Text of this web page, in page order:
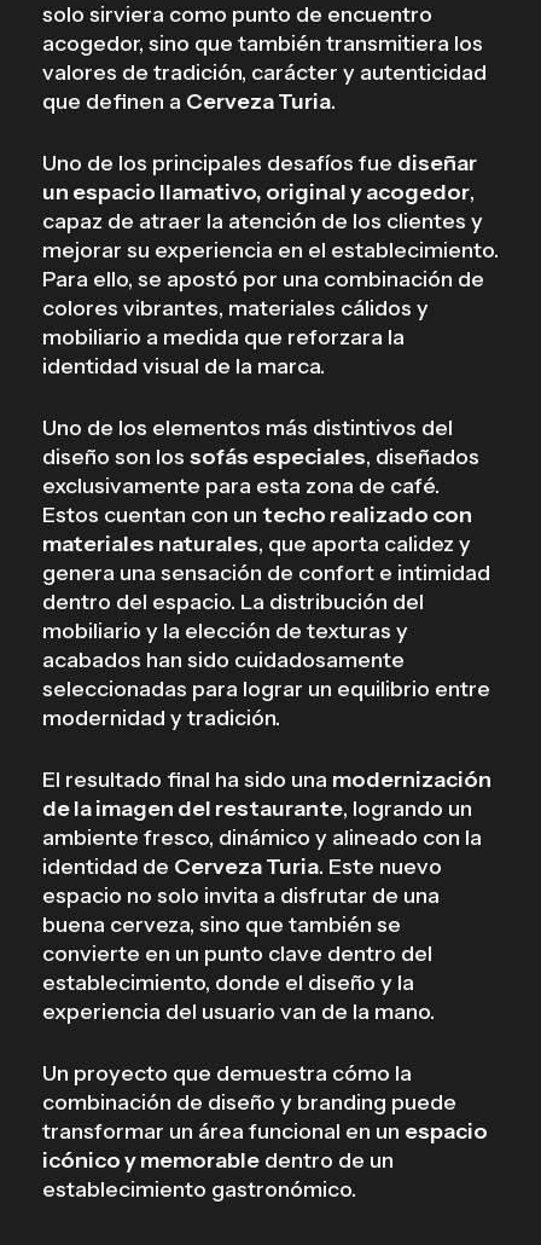
solo sirviera como punto de encuentro
acogedor, sino que también transmitiera los
valores de tradición, carácter y autenticidad
que definen a Cerveza Turia.
Uno de los principales desafíos fue diseñar
un espacio llamativo, original y acogedor,
capaz de atraer la atención de los clientes y
mejorar su experiencia en el establecimiento.
Para ello, se apostó por una combinación de
colores vibrantes, materiales cálidos y
mobiliario a medida que reforzara la
identidad visual de la marca.
Uno de los elementos más distintivos del
diseño son los sofás especiales, diseñados
exclusivamente para esta zona de café.
Estos cuentan con un techo realizado con
materiales naturales, que aporta calidez y
genera una sensación de confort e intimidad
dentro del espacio. La distribución del
mobiliario y la elección de texturas y
acabados han sido cuidadosamente
seleccionadas para lograr un equilibrio entre
modernidad y tradición.
El resultado final ha sido una modernización
de la imagen del restaurante, logrando un
ambiente fresco, dinámico y alineado con la
identidad de Cerveza Turia. Este nuevo
espacio no solo invita a disfrutar de una
buena cerveza, sino que también se
convierte en un punto clave dentro del
establecimiento, donde el diseño y la
experiencia del usuario van de la mano.
Un proyecto que demuestra cómo la
combinación de diseño y branding puede
transformar un área funcional en un espacio
icónico y memorabledentro de un
establecimiento gastronómico.